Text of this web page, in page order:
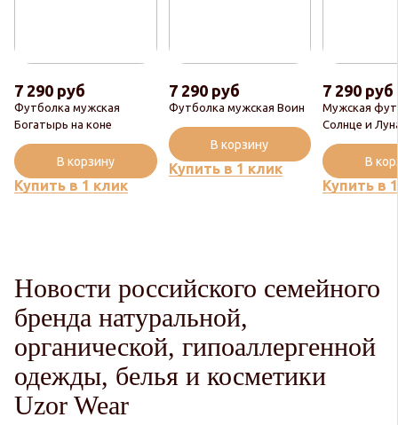
Футболка мужская
Богатырь на коне
7 290 руб
Купить в 1 клик
В корзину
Футболка мужская Воин
7 290 руб
Купить в 1 клик
В корзину
Мужская
Солнце и
7 290 руб
Купить в
В
Новости российского семейного
бренда натуральной,
органической, гипоаллергенной
одежды, белья и косметики
Uzor Wear